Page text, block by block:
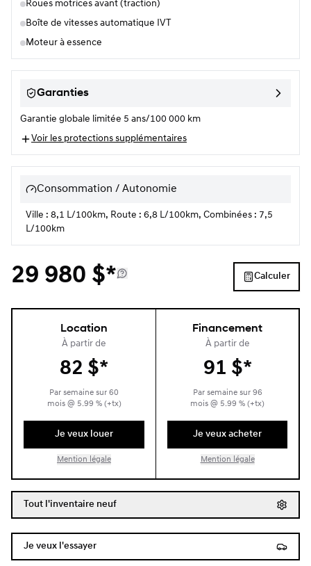
Roues motrices avant (traction)
Boîte de vitesses automatique IVT
Moteur à essence
Garanties
Garantie globale limitée 5 ans/100 000 km
Voir les protections supplémentaires
Consommation / Autonomie
Ville : 8,1 L/100km, Route : 6,8 L/100km, Combinées : 7,5
L/100km
29 980 $* Calculer
Location
À partir de
82 $*
Par semaine sur 60
mois@ 5.99 % (+tx)
Je veux louer
Mention légale
Financement
À partir de
91 $*
Par semaine sur 96
mois @ 5.99 % (+tx)
Je veux acheter
Mention légale
Tout l'inventaire neuf
Je veux l'essayer